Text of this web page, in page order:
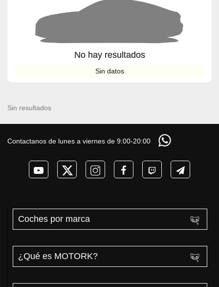
No hay resultados
Sin datos
Sin resultados
Contactanos de lunes a viernes de 9:00-20:00
Coches por marca
¿Qué es MOTORK?